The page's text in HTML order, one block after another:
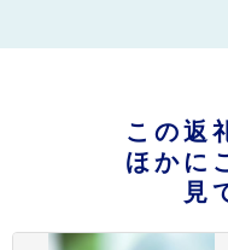
この返
ほかに
見